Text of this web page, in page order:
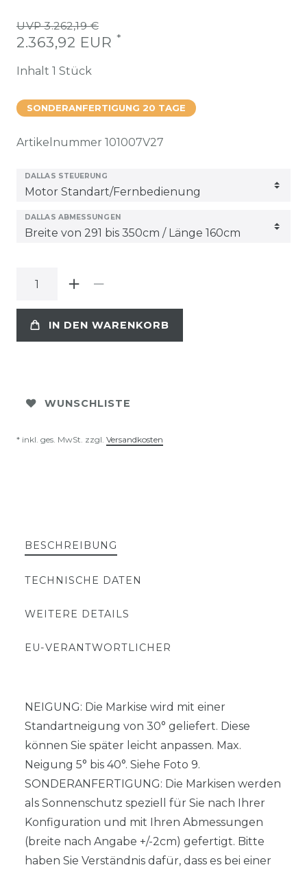
UVP 3.262,19 €
2.363,92 EUR *
Inhalt 1 Stück
SONDERANFERTIGUNG 20 TAGE
Artikelnummer 101007V27
DALLAS STEUERUNG
DALLAS ABMESSUNGEN
IN DEN WARENKORB
WUNSCHLISTE
* inkl. ges. MwSt. zzgl. Versandkosten
BESCHREIBUNG
TECHNISCHE DATEN
WEITERE DETAILS
EU-VERANTWORTLICHER
NEIGUNG: Die Markise wird mit einer
Standartneigung von 30° geliefert. Diese
können Sie später leicht anpassen. Max.
Neigung 5° bis 40°. Siehe Foto 9.
SONDERANFERTIGUNG: Die Markisen werden
als Sonnenschutz speziell für Sie nach Ihrer
Konfiguration und mit Ihren Abmessungen
(breite nach Angabe +/-2cm) gefertigt. Bitte
haben Sie Verständnis dafür, dass es bei einer